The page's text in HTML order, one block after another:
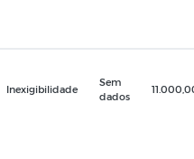
Inexigibilidade
Sem
dados